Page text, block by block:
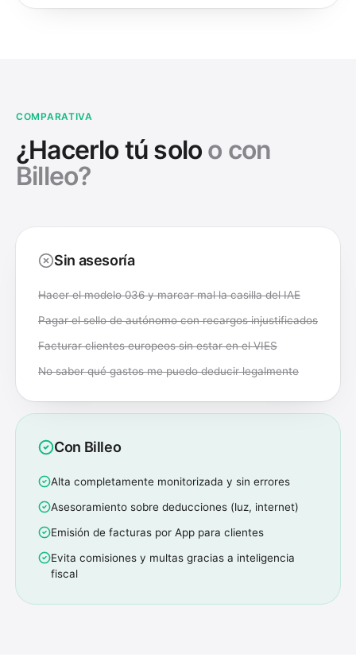
COMPARATIVA
¿Hacerlo tú solo o con
Billeo?
Sin asesoría
Hacer el modelo 036 y marcar mal la casilla del IAE
Pagar el sello de autónomo con recargos injustificados
Facturar clientes europeos sin estar en el VIES
No saber qué gastos me puedo deducir legalmente
Con Billeo
Alta completamente monitorizada y sin errores
Asesoramiento sobre deducciones (luz, internet)
Emisión de facturas por App para clientes
Evita comisiones y multas gracias a inteligencia
fiscal